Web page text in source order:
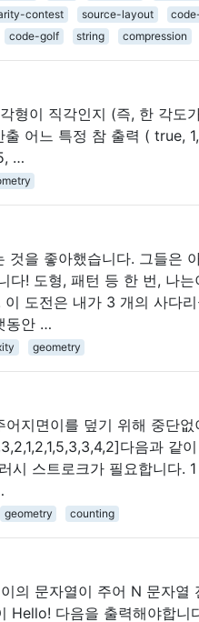
contest source-layout
code-golf string compression
형이 직각인지 (즉, 한 각도
어느 특정 참 출력 ( true,
…
을 좋아했습니다. 그들은
다! 도형, 패턴 등 한 번, 나
도전은 내가 3 개의 사다
동안 …
geometry
지면이를 덮기 위해 중단
다음과 같
스트로크가 필요합니다.
geometry counting
의 문자열이 주어 N 문자열
Hello! 다음을 출력해야합니